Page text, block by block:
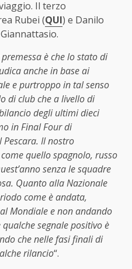
Il terzo
Rubei (QUI) e Danilo
è che lo stato di
anche in base ai
e purtroppo in tal senso
di club che a livello di
degli ultimi dieci
in Final Four di
Il nostro
quello spagnolo, russo
senza le squadre
Quanto alla Nazionale
come è andata,
Mondiale e non andando
segnale positivo è
che nelle fasi finali di
rilancio“.